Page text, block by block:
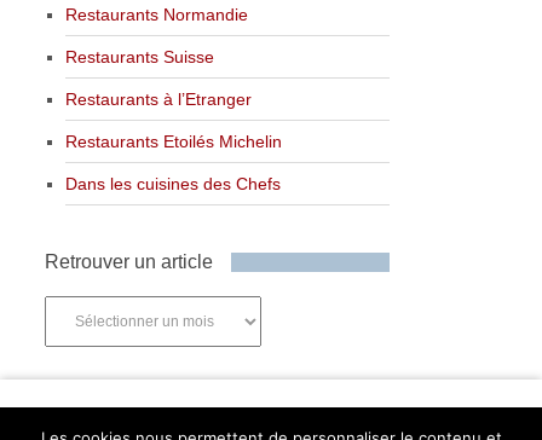
Restaurants Normandie
Restaurants Suisse
Restaurants à l’Etranger
Restaurants Etoilés Michelin
Dans les cuisines des Chefs
Retrouver un article